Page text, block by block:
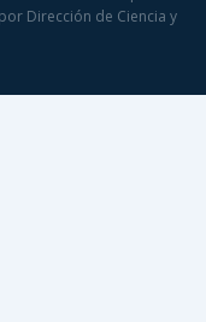
Dirección de Ciencia y